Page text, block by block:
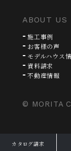
ABOUT US
施工事例
お客様の声
モデルハウス
資料請求
不動産情報
© MORITA
カタログ請求